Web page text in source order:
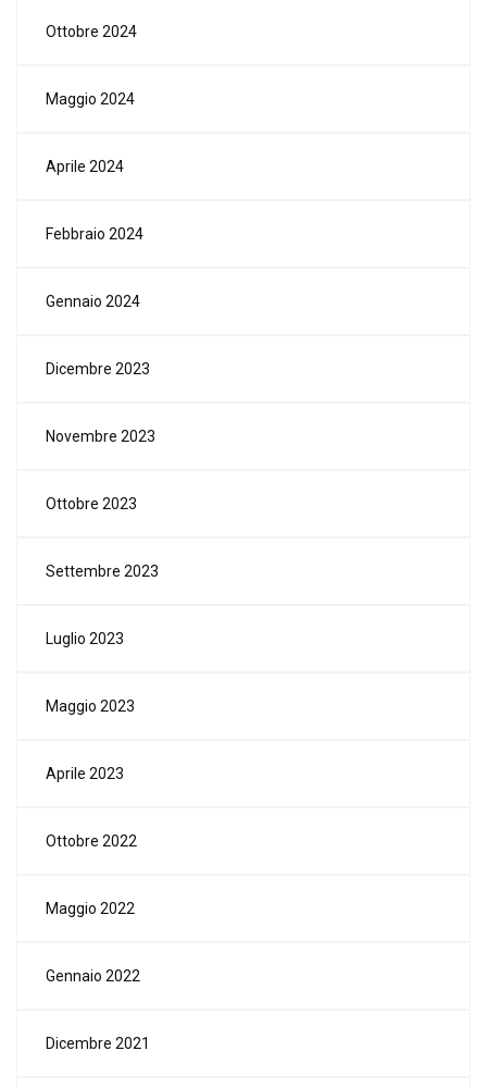
Ottobre 2024
Maggio 2024
Aprile 2024
Febbraio 2024
Gennaio 2024
Dicembre 2023
Novembre 2023
Ottobre 2023
Settembre 2023
Luglio 2023
Maggio 2023
Aprile 2023
Ottobre 2022
Maggio 2022
Gennaio 2022
Dicembre 2021